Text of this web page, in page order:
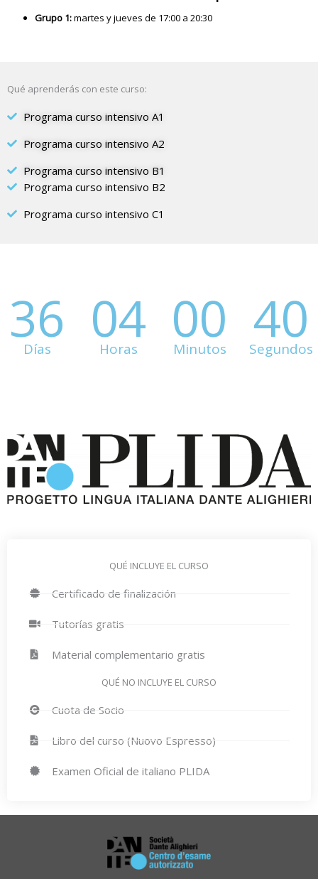
Grupo 1:martes y jueves de 17:00 a 20:30
Qué aprenderás con este curso:
Programa curso intensivo A1
Programa curso intensivo A2
Programa curso intensivo B1
Programa curso intensivo B2
Programa curso intensivo C1
36
Días 04
Horas 00
Minutos 40
Segundos
QUÉ INCLUYE EL CURSO
Certificado de finalización
Tutorías gratis
Material complementario gratis
QUÉ NO INCLUYE EL CURSO
Cuota de Socio
Libro del curso (Nuovo Espresso)
Examen Oficial de italiano PLIDA